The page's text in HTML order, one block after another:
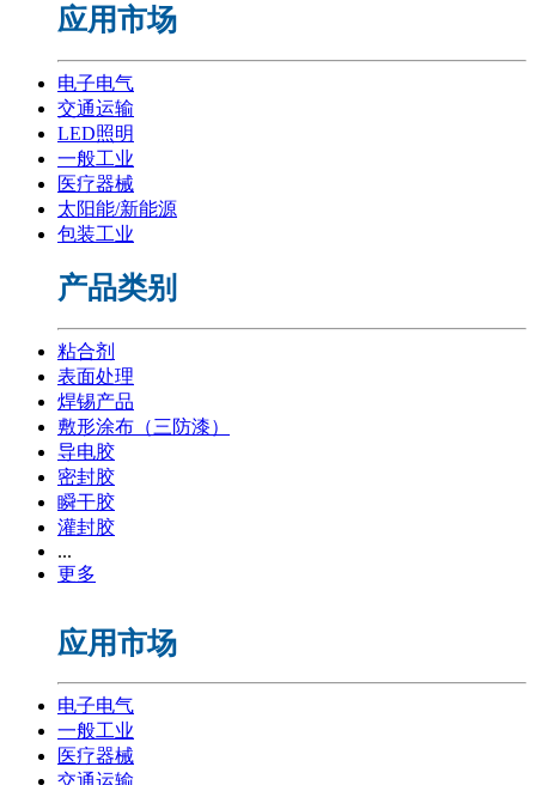
应用市场
电子电气
交通运输
LED照明
一般工业
医疗器械
太阳能/新能源
包装工业
产品类别
粘合剂
表面处理
焊锡产品
敷形涂布（三防漆）
导电胶
密封胶
瞬干胶
灌封胶
...
更多
应用市场
电子电气
一般工业
医疗器械